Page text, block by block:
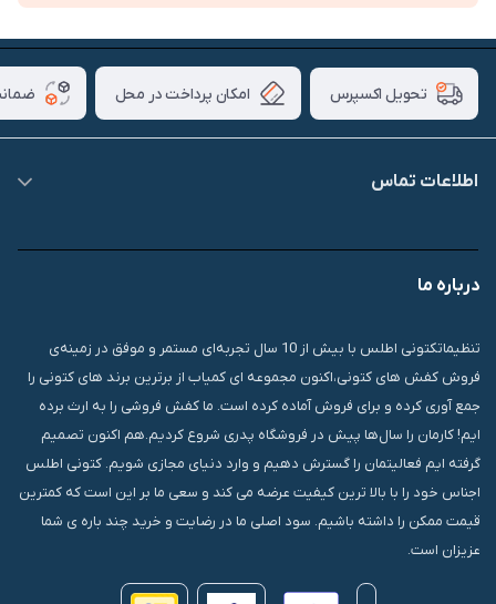
تحویل اکسپرس امکان پرداخت در محل
اطلاعات تماس
درباره ما
تنظیماتکتونی اطلس با بیش از 10 سال تجربه‌ای مستمر و موفق در زمینه‌ی
فروش کفش های کتونی،اکنون مجموعه ای کمیاب از برترین برند های کتونی را
جمع آوری کرده و برای فروش آماده کرده است. ما کفش فروشی را به ارث برده
ایم! کارمان را سال‌ها پیش در فروشگاه پدری شروع کردیم.هم اکنون تصمیم
گرفته ایم فعالیتمان را گسترش دهیم و وارد دنیای مجازی شویم. کتونی اطلس
اجناس خود را با بالا ترین کیفیت عرضه می کند و سعی ما بر این است که کمترین
قیمت ممکن را داشته باشیم. سود اصلی ما در رضایت و خرید چند باره ی شما
عزیزان است.